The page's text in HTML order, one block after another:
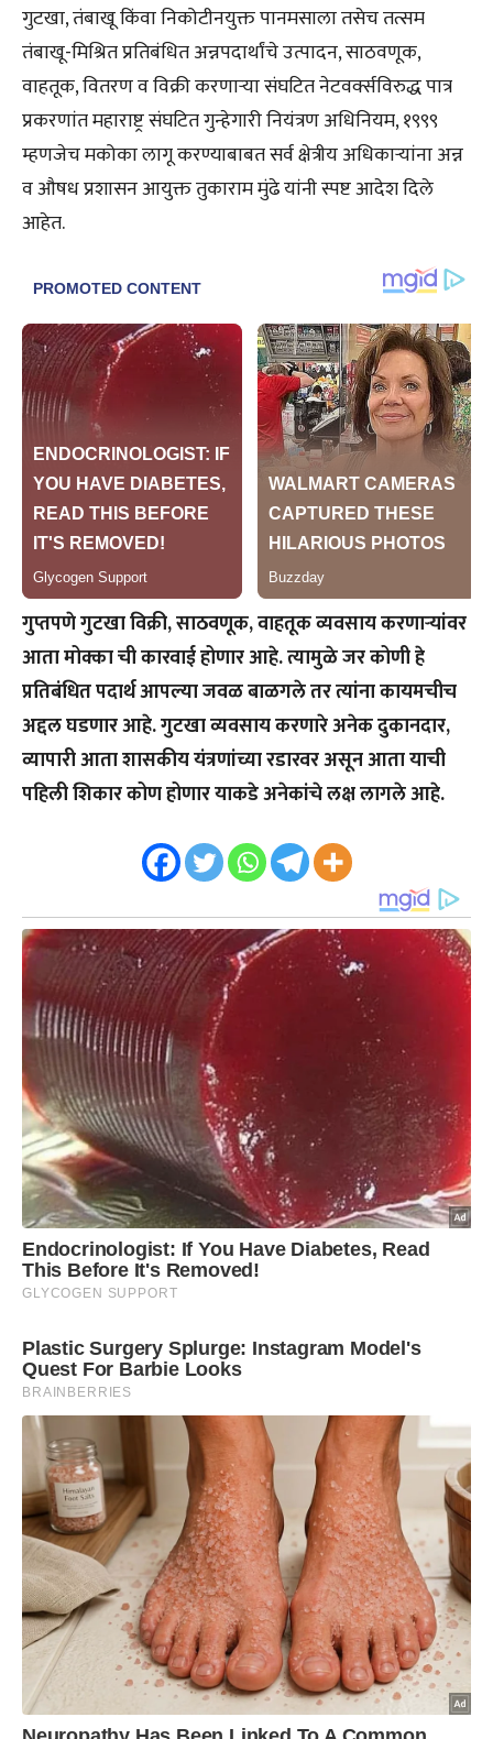
गुटखा, तंबाखू किंवा निकोटीनयुक्त पानमसाला तसेच तत्सम
तंबाखू-मिश्रित प्रतिबंधित अन्नपदार्थांचे उत्पादन, साठवणूक,
वाहतूक, वितरण व विक्री करणाऱ्या संघटित नेटवर्क्सविरुद्ध पात्र
प्रकरणांत महाराष्ट्र संघटित गुन्हेगारी नियंत्रण अधिनियम, १९९९
म्हणजेच मकोका लागू करण्याबाबत सर्व क्षेत्रीय अधिकाऱ्यांना अन्न
व औषध प्रशासन आयुक्त तुकाराम मुंढे यांनी स्पष्ट आदेश दिले
आहेत.
गुप्तपणे गुटखा विक्री, साठवणूक, वाहतूक व्यवसाय करणाऱ्यांवर
आता मोक्का ची कारवाई होणार आहे. त्यामुळे जर कोणी हे
प्रतिबंधित पदार्थ आपल्या जवळ बाळगले तर त्यांना कायमचीच
अद्दल घडणार आहे. गुटखा व्यवसाय करणारे अनेक दुकानदार,
व्यापारी आता शासकीय यंत्रणांच्या रडारवर असून आता याची
पहिली शिकार कोण होणार याकडे अनेकांचे लक्ष लागले आहे.